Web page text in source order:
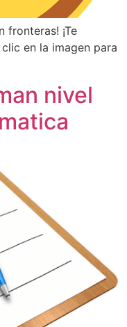
fronteras! ¡Te
en la imagen para
nivel